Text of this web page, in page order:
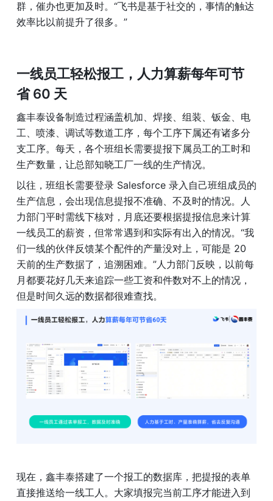
群，催办也更加及时。“飞书是基于社交的，事情的触达
效率比以前提升了很多。”
一线员工轻松报工，人力算薪每年可节
省 60 天
鑫丰泰设备制造过程涵盖机加、焊接、组装、钣金、电
工、喷漆、调试等数道工序，每个工序下属还有诸多分
支工序。每天，各个班组长需要提报下属员工的工时和
生产数量，让总部知晓工厂一线的生产情况。
以往，班组长需要登录 Salesforce 录入自己班组成员的
生产信息，会出现信息提报不准确、不及时的情况。人
力部门平时需线下核对，月底还要根据提报信息来计算
一线员工的薪资，但常常遇到和实际有出入的情况。“我
们一线的伙伴反馈某个配件的产量没对上，可能是 20
天前的生产数据了，追溯困难。”人力部门反映，以前每
月都要花好几天来追踪一些工资和件数对不上的情况，
但是时间久远的数据都很难查找。
现在，鑫丰泰搭建了一个报工的数据库，把提报的表单
直接推送给一线工人。大家填报完当前工序才能进入到